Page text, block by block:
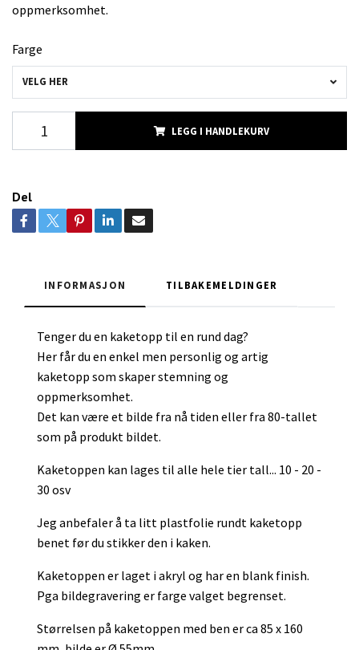
oppmerksomhet.
Farge
VELG HER
LEGG I HANDLEKURV
Del
INFORMASJON TILBAKEMELDINGER
Tenger du en kaketopp til en rund dag?
Her får du en enkel men personlig og artig
kaketopp som skaper stemning og
oppmerksomhet.
Det kan være et bilde fra nå tiden eller fra 80-tallet
som på produkt bildet.
Kaketoppen kan lages til alle hele tier tall... 10 - 20 -
30 osv
Jeg anbefaler å ta litt plastfolie rundt kaketopp
benet før du stikker den i kaken.
Kaketoppen er laget i akryl og har en blank finish.
Pga bildegravering er farge valget begrenset.
Størrelsen på kaketoppen med ben er ca 85 x 160